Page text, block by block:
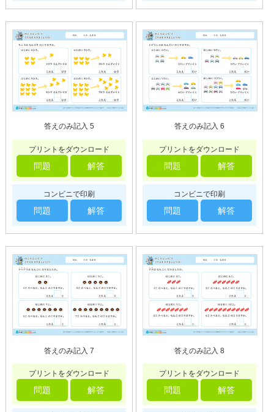
答えのみ記入 5
プリントをダウンロード
問題 解答
コンビニで印刷
問題 解答
答えのみ記入 6
プリントをダウンロード
問題 解答
コンビニで印刷
問題 解答
答えのみ記入 7
プリントをダウンロード
問題 解答
答えのみ記入 8
プリントをダウンロード
問題 解答